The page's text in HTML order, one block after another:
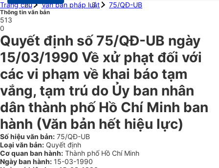
Trang chủ
Văn bản pháp luật 75/QĐ-UB
Thông tin văn bản
513
0
Quyết định số 75/QĐ-UB ngày
15/03/1990 Về xử phạt đối với
các vi phạm về khai báo tạm
vắng, tạm trú do Ủy ban nhân
dân thành phố Hồ Chí Minh ban
hành (Văn bản hết hiệu lực)
Số hiệu văn bản: 75/QĐ-UB
Loại văn bản: Quyết định
Cơ quan ban hành: Thành phố Hồ Chí Minh
Ngày ban hành: 15-03-1990